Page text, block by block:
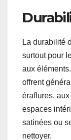
Il est
peinture.
ponçage ou
matériau et
La durabilité
surtout pour